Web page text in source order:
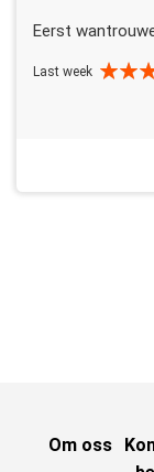
Eerst
Last week
Om oss